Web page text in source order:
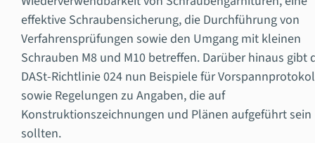
effektive Schraubensicherung, die Durchführung von
Verfahrensprüfungen sowie den Umgang mit kleinen
Schrauben M8 und M10 betreffen. Darüber hinaus gibt
DASt-Richtlinie 024 nun Beispiele für
sowie Regelungen zu Angaben, die auf
Konstruktionszeichnungen und Plänen aufgeführt sein
sollten.